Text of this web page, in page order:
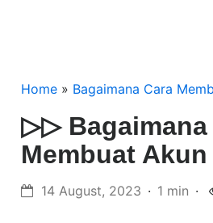
Home » Bagaimana Cara
▷▷ Bagaimana
Membuat
14 August, 2023 1 min